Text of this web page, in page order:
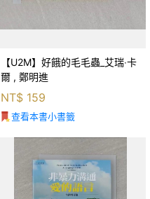
【U2M】好餓的毛毛蟲_艾瑞‧卡
爾 , 鄭明進
NT$ 159
查看本書小書籤